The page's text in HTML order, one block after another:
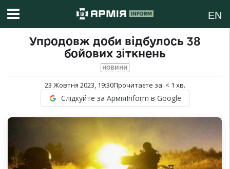
EN
Упродовж доби відбулось 38
бойових зіткнень
НОВИНИ
23 Жовтня 2023, 19:30Прочитаєте за: < 1 хв.
Слідкуйте за АрміяInform в Google